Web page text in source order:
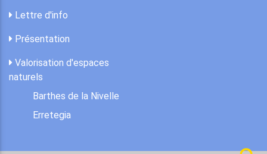
Lettre d'info
Présentation
Valorisation d'espaces
naturels
Barthes de la Nivelle
Erretegia